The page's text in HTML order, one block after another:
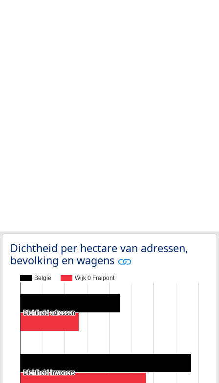
Dichtheid per hectare van adressen,
bevolking en wagens
België Wijk 0 Fraipont
Dichtheid adressen
Dichtheid adressen
Dichtheid inwoners
Dichtheid inwoners